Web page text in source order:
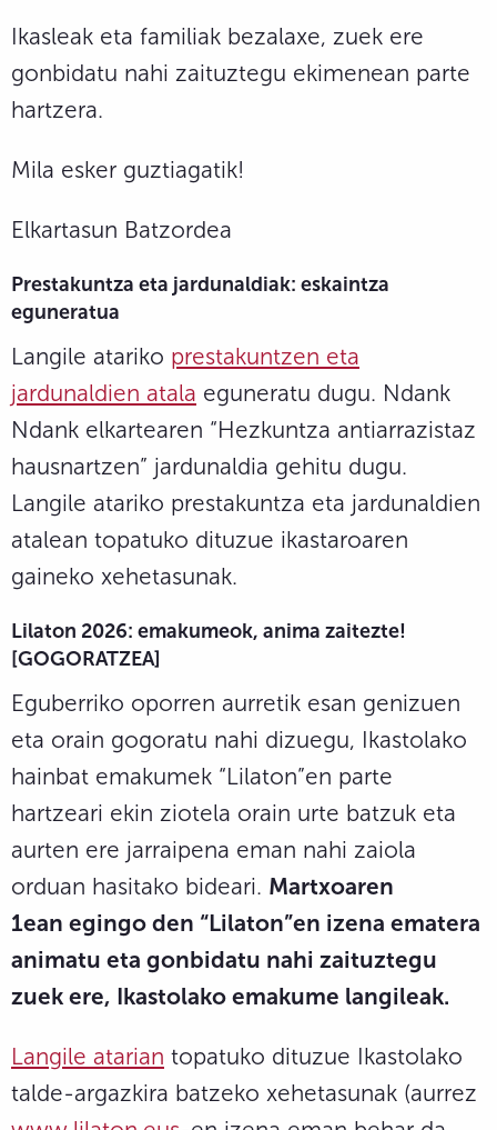
Ikasleak eta familiak bezalaxe, zuek ere
gonbidatu nahi zaituztegu ekimenean parte
hartzera.
Mila esker guztiagatik!
Elkartasun Batzordea
Prestakuntza eta jardunaldiak: eskaintza
eguneratua
Langile atariko prestakuntzen eta
jardunaldien atala eguneratu dugu. Ndank
Ndank elkartearen “Hezkuntza antiarrazistaz
hausnartzen” jardunaldia gehitu dugu.
Langile atariko prestakuntza eta jardunaldien
atalean topatuko dituzue ikastaroaren
gaineko xehetasunak.
Lilaton 2026: emakumeok, anima zaitezte!
[GOGORATZEA]
Eguberriko oporren aurretik esan genizuen
eta orain gogoratu nahi dizuegu, Ikastolako
hainbat emakumek “Lilaton”en parte
hartzeari ekin ziotela orain urte batzuk eta
aurten ere jarraipena eman nahi zaiola
orduan hasitako bideari. Martxoaren
1ean egingo den “Lilaton”en izena ematera
animatu eta gonbidatu nahi zaituztegu
zuek ere, Ikastolako emakume langileak.
Langile atarian topatuko dituzue Ikastolako
talde-argazkira batzeko xehetasunak (aurrez